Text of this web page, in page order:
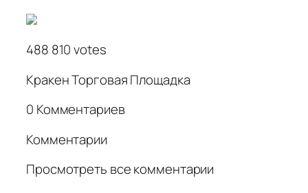
488 810 votes
Кракен Торговая Площадка
0 Комментариев
Комментарии
Просмотреть все комментарии